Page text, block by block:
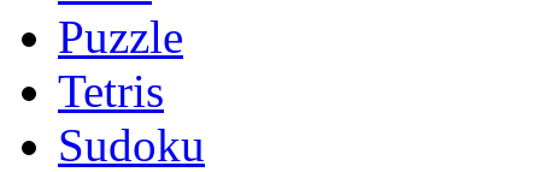
Puzzle
Tetris
Sudoku